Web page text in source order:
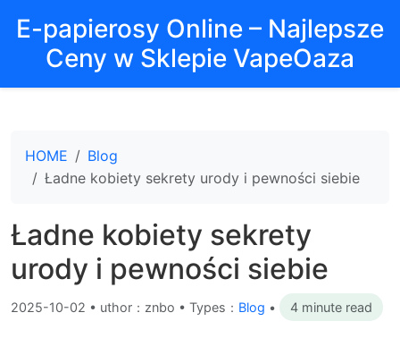
E-papierosy Online – Najlepsze
Ceny w Sklepie VapeOaza
HOME
Blog
Ładne kobiety sekrety urody i pewności siebie
Ładne kobiety sekrety
urody i pewności siebie
2025-10-02 • uthor：znbo • Types： Blog • 4 minute read